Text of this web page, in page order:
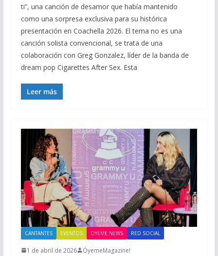
ti”, una canción de desamor que había mantenido
como una sorpresa exclusiva para su histórica
presentación en Coachella 2026. El tema no es una
canción solista convencional, se trata de una
colaboración con Greg Gonzalez, líder de la banda de
dream pop Cigarettes After Sex. Esta
Leer más
CANTANTES EVENTOS OYEME NEWS RED SOCIAL
1 de abril de 2026 ÓyemeMagazine!